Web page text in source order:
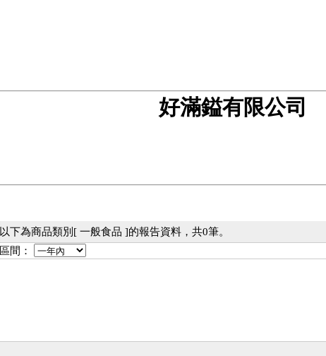
好滿鎰有限公司
以下為商品類別[ 一般食品 ]的報告資料，共0筆。
區間：